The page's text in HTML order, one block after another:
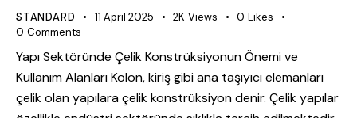
STANDARD 11 April 2025 2K Views 0 Likes
0 Comments
Yapı Sektöründe Çelik Konstrüksiyonun Önemi ve
Kullanım Alanları Kolon, kiriş gibi ana taşıyıcı elemanları
çelik olan yapılara çelik konstrüksiyon denir. Çelik yapılar